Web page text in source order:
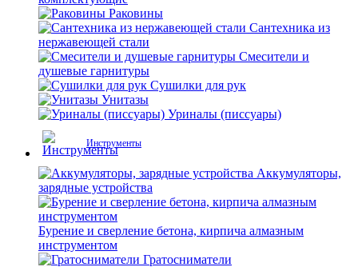
Раковины
Сантехника из
нержавеющей стали
Смесители и
душевые гарнитуры
Сушилки для рук
Унитазы
Уриналы (писсуары)
Инструменты
Аккумуляторы,
зарядные устройства
Бурение и сверление бетона, кирпича алмазным
инструментом
Гратосниматели